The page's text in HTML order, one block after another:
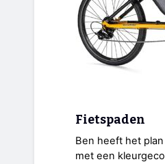
Fietspaden
Ben heeft het
met een